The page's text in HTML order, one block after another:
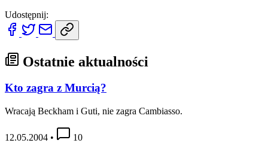
Udostępnij:
Ostatnie aktualności
Kto zagra z Murcią?
Wracają Beckham i Guti, nie zagra Cambiasso.
12.05.2004 • 10